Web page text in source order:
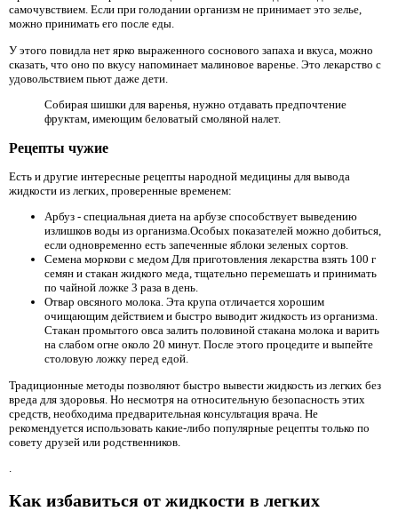
самочувствием. Если при голодании организм не принимает это зелье,
можно принимать его после еды.
У этого повидла нет ярко выраженного соснового запаха и вкуса, можно
сказать, что оно по вкусу напоминает малиновое варенье. Это лекарство с
удовольствием пьют даже дети.
Собирая шишки для варенья, нужно отдавать предпочтение
фруктам, имеющим беловатый смоляной налет.
Рецепты чужие
Есть и другие интересные рецепты народной медицины для вывода
жидкости из легких, проверенные временем:
Арбуз - специальная диета на арбузе способствует выведению
излишков воды из организма.Особых показателей можно добиться,
если одновременно есть запеченные яблоки зеленых сортов.
Семена моркови с медом Для приготовления лекарства взять 100 г
семян и стакан жидкого меда, тщательно перемешать и принимать
по чайной ложке 3 раза в день.
Отвар овсяного молока. Эта крупа отличается хорошим
очищающим действием и быстро выводит жидкость из организма.
Стакан промытого овса залить половиной стакана молока и варить
на слабом огне около 20 минут. После этого процедите и выпейте
столовую ложку перед едой.
Традиционные методы позволяют быстро вывести жидкость из легких без
вреда для здоровья. Но несмотря на относительную безопасность этих
средств, необходима предварительная консультация врача. Не
рекомендуется использовать какие-либо популярные рецепты только по
совету друзей или родственников.
.
Как избавиться от жидкости в легких